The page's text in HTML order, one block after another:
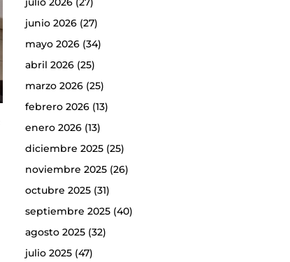
junio 2026(27)
mayo 2026(34)
abril 2026(25)
marzo 2026(25)
febrero 2026(13)
enero 2026(13)
diciembre 2025(25)
noviembre 2025(26)
octubre 2025(31)
septiembre 2025(40)
agosto 2025(32)
julio 2025(47)